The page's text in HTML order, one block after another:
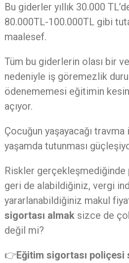
Bu giderler yıllık 30.000
80.000TL-100.000TL gibi
maalesef.
Tüm bu giderlerin olası bir
nedeniyle iş göremezlik
ödenememesi eğitimin
açıyor.
Çocuğun yaşayacağı travma
yaşamda tutunması
Riskler gerçekleşmediğinde
geri de alabildiğiniz, vergi
yararlanabildiğiniz makul
sigortası almak sizce de
değil mi?
👉Eğitim sigortası poliçesi